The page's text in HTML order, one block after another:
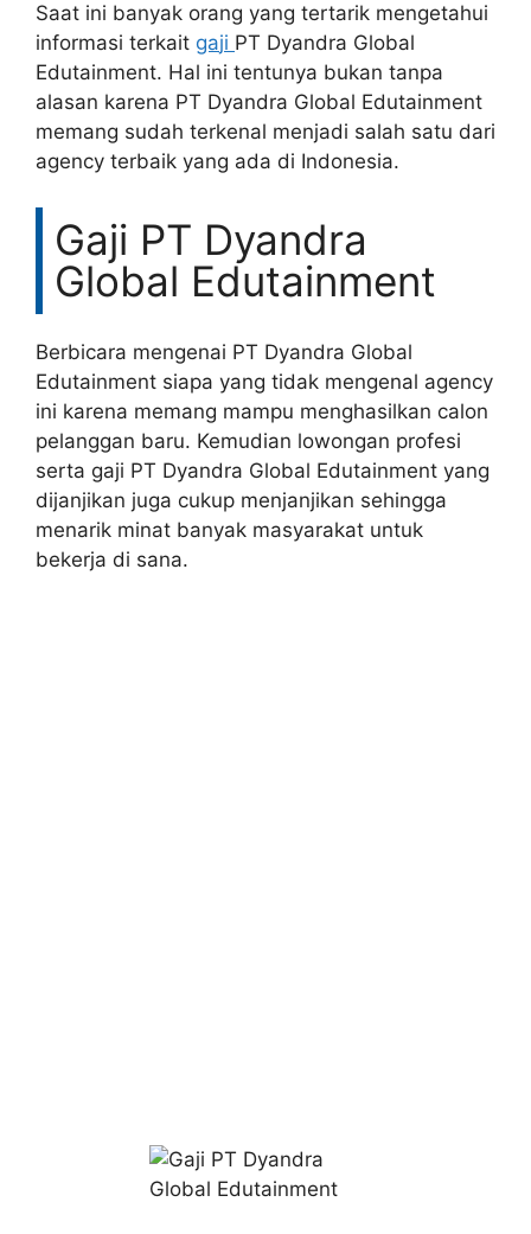
Saat ini banyak orang yang tertarik mengetahui
informasi terkait gaji PT Dyandra Global
Edutainment. Hal ini tentunya bukan tanpa
alasan karena PT Dyandra Global Edutainment
memang sudah terkenal menjadi salah satu dari
agency terbaik yang ada di Indonesia.
Gaji PT Dyandra
Global Edutainment
Berbicara mengenai PT Dyandra Global
Edutainment siapa yang tidak mengenal agency
ini karena memang mampu menghasilkan calon
pelanggan baru. Kemudian lowongan profesi
serta gaji PT Dyandra Global Edutainment yang
dijanjikan juga cukup menjanjikan sehingga
menarik minat banyak masyarakat untuk
bekerja di sana.